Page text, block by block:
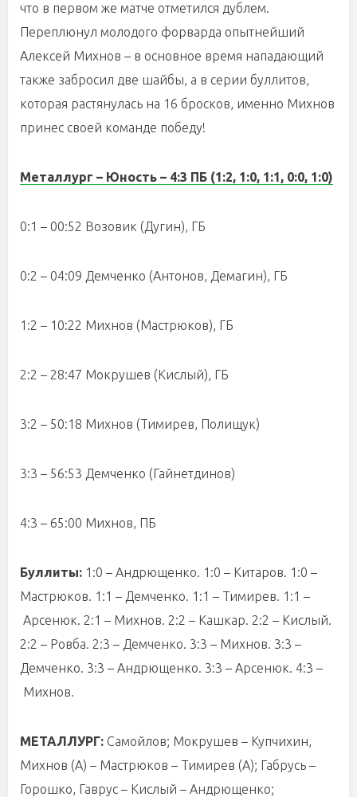
что в первом же матче отметился дублем.
Переплюнул молодого форварда опытнейший
Алексей Михнов – в основное время нападающий
также забросил две шайбы, а в серии буллитов,
которая растянулась на 16 бросков, именно Михнов
принес своей команде победу!
Металлург – Юность – 4:3 ПБ (1:2, 1:0, 1:1, 0:0, 1:0)
0:1 – 00:52 Возовик (Дугин), ГБ
0:2 – 04:09 Демченко (Антонов, Демагин), ГБ
1:2 – 10:22 Михнов (Мастрюков), ГБ
2:2 – 28:47 Мокрушев (Кислый), ГБ
3:2 – 50:18 Михнов (Тимирев, Полищук)
3:3 – 56:53 Демченко (Гайнетдинов)
4:3 – 65:00 Михнов, ПБ
Буллиты: 1:0 – Андрющенко. 1:0 – Китаров. 1:0 –
Мастрюков. 1:1 – Демченко. 1:1 – Тимирев. 1:1 –
Арсенюк. 2:1 – Михнов. 2:2 – Кашкар. 2:2 – Кислый.
2:2 – Ровба. 2:3 – Демченко. 3:3 – Михнов. 3:3 –
Демченко. 3:3 – Андрющенко. 3:3 – Арсенюк. 4:3 –
Михнов.
МЕТАЛЛУРГ: Самойлов; Мокрушев – Купчихин,
Михнов (А) – Мастрюков – Тимирев (А); Габрусь –
Горошко, Гаврус – Кислый – Андрющенко;